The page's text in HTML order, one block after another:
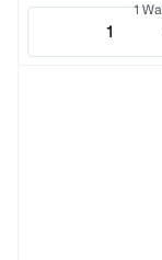
1
1
Quantity: 1